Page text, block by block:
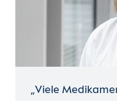
„Viele